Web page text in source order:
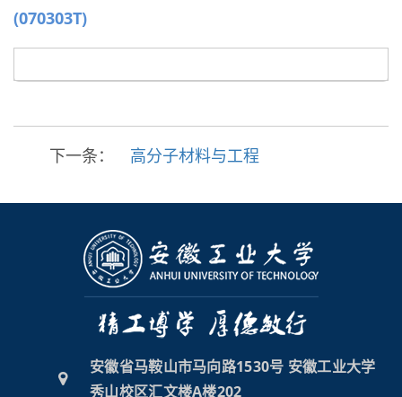
(070303T)
下一条： 高分子材料与工程
安徽省马鞍山市马向路1530号 安徽工业大学
秀山校区汇文楼A楼202